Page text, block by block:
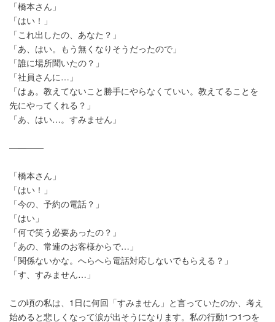
「橋本さん」
「はい！」
「これ出したの、あなた？」
「あ、はい。もう無くなりそうだったので」
「誰に場所聞いたの？」
「社員さんに…」
「はぁ。教えてないこと勝手にやらなくていい。教えてることを
先にやってくれる？」
「あ、はい…。すみません」
―—――
「橋本さん」
「はい！」
「今の、予約の電話？」
「はい」
「何で笑う必要あったの？」
「あの、常連のお客様からで…」
「関係ないかな。へらへら電話対応しないでもらえる？」
「す、すみません…」
この頃の私は、1日に何回「すみません」と言っていたのか、考え
始めると悲しくなって涙が出そうになります。私の行動1つ1つを